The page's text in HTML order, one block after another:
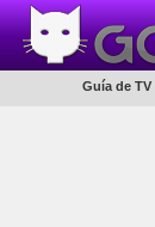
Guía de TV